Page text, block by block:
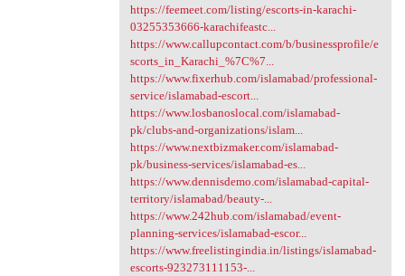
https://feemeet.com/listing/escorts-in-karachi-
03255353666-karachifeastc...
https://www.callupcontact.com/b/businessprofile/e
scorts_in_Karachi_%7C%7...
https://www.fixerhub.com/islamabad/professional-
service/islamabad-escort...
https://www.losbanoslocal.com/islamabad-
pk/clubs-and-organizations/islam...
https://www.nextbizmaker.com/islamabad-
pk/business-services/islamabad-es...
https://www.dennisdemo.com/islamabad-capital-
territory/islamabad/beauty-...
https://www.242hub.com/islamabad/event-
planning-services/islamabad-escor...
https://www.freelistingindia.in/listings/islamabad-
escorts-923273111153-...